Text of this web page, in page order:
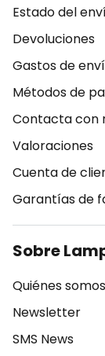
Estado del
Devoluciones
Gastos de
Métodos de
Contacta con
Valoraciones
Cuenta de
Garantías de
Sobre
Quiénes somos
Newsletter
SMS News